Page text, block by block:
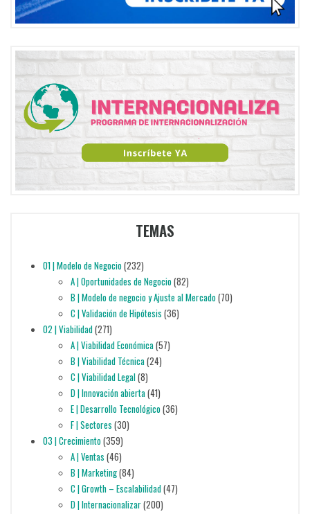
TEMAS
01 | Modelo de Negocio(232)
A | Oportunidades de Negocio(82)
B | Modelo de negocio y Ajuste al Mercado(70)
C | Validación de Hipótesis (36)
02 | Viabilidad(271)
A | Viabilidad Económica(57)
B | Viabilidad Técnica(24)
C | Viabilidad Legal(8)
D | Innovación abierta(41)
E | Desarrollo Tecnológico(36)
F | Sectores (30)
03 | Crecimiento(359)
A | Ventas (46)
B | Marketing(84)
C | Growth – Escalabilidad(47)
D | Internacionalizar(200)